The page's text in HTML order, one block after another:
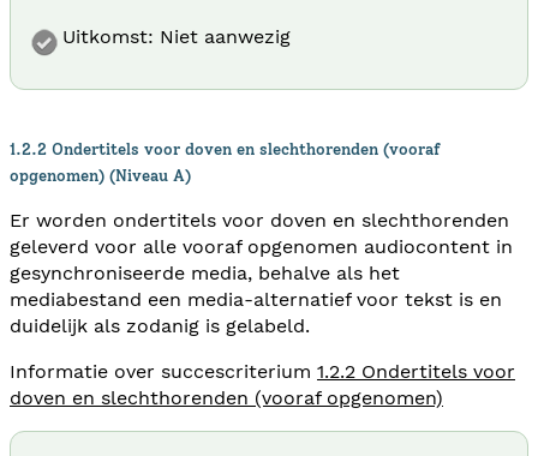
Uitkomst: Niet aanwezig
1.2.2 Ondertitels voor doven en slechthorenden (vooraf
opgenomen) (Niveau A)
Er worden ondertitels voor doven en slechthorenden
geleverd voor alle vooraf opgenomen audiocontent in
gesynchroniseerde media, behalve als het
mediabestand een media-alternatief voor tekst is en
duidelijk als zodanig is gelabeld.
Informatie over succescriterium 1.2.2 Ondertitels voor
doven en slechthorenden (vooraf opgenomen)